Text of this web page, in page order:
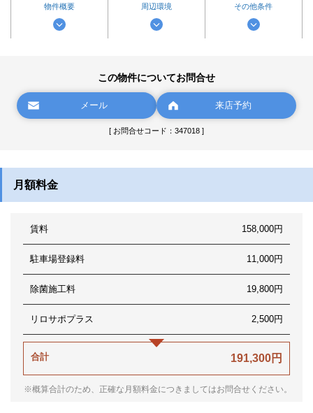
物件概要 周辺環境 その他条件
この物件についてお問合せ
メール 来店予約
[ お問合せコード：347018 ]
月額料金
賃料 158,000円
駐車場登録料 11,000円
除菌施工料 19,800円
リロサポプラス 2,500円
合計 191,300円
※概算合計のため、正確な月額料金につきましてはお問合せください。